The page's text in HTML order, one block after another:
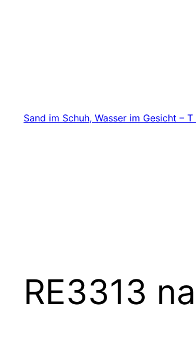
Sand im Schuh, Wasser im Gesicht –
RE3313